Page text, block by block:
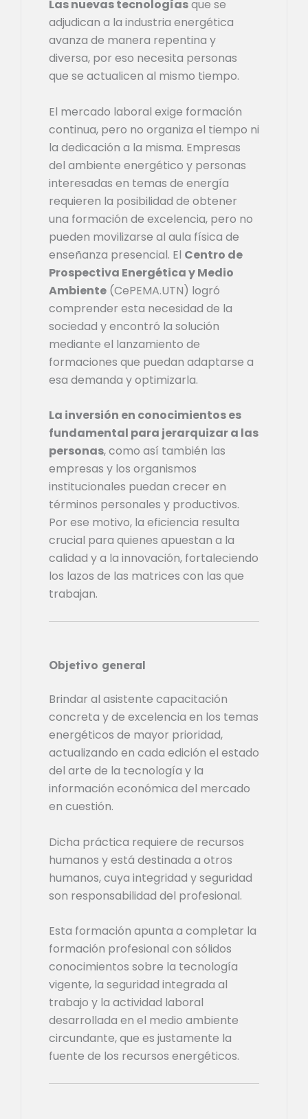
Las nuevas tecnologíasque se
adjudican a la industria energética
avanza de manera repentina y
diversa, por eso necesita personas
que se actualicen al mismo tiempo.
El mercado laboral exige formación
continua, pero no organiza el tiempo ni
la dedicación a la misma. Empresas
del ambiente energético y personas
interesadas en temas de energía
requieren la posibilidad de obtener
una formación de excelencia, pero no
pueden movilizarse al aula física de
enseñanza presencial. El Centro de
Prospectiva Energética y Medio
Ambiente (CePEMA.UTN) logró
comprender esta necesidad de la
sociedad y encontró la solución
mediante el lanzamiento de
formaciones que puedan adaptarse a
esa demanda y optimizarla.
La inversión en conocimientos es
fundamental para jerarquizar a las
personas, como así también las
empresas y los organismos
institucionales puedan crecer en
términos personales y productivos.
Por ese motivo, la eficiencia resulta
crucial para quienes apuestan a la
calidad y a la innovación, fortaleciendo
los lazos de las matrices con las que
trabajan.
Objetivo general
Brindar al asistente capacitación
concreta y de excelencia en los temas
energéticos de mayor prioridad,
actualizando en cada edición el estado
del arte de la tecnología y la
información económica del mercado
en cuestión.
Dicha práctica requiere de recursos
humanos y está destinada a otros
humanos, cuya integridad y seguridad
son responsabilidad del profesional.
Esta formación apunta a completar la
formación profesional con sólidos
conocimientos sobre la tecnología
vigente, la seguridad integrada al
trabajo y la actividad laboral
desarrollada en el medio ambiente
circundante, que es justamente la
fuente de los recursos energéticos.